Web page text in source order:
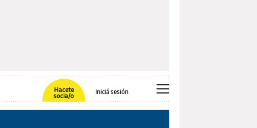
Hacete
socia/o
Iniciá sesión